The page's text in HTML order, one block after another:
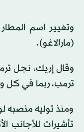
وتغيير اسم
(مارالاغو).
وقال إريك، نجل
ترمب، ربما في كل
ومنذ توليه منصبه
تأشيرات للأجانب